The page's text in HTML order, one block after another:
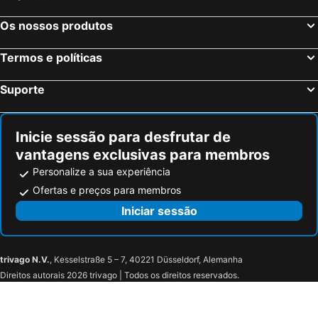
Florença, Toscana Hotéis
Bolonha, Emília-Romanha Hotéis
Palermo, Sicília Hotéis
Os nossos produtos
Termos e políticas
Suporte
Inicie sessão para desfrutar de
vantagens exclusivas para membros
Personalize a sua experiência
Ofertas e preços para membros
Iniciar sessão
trivago N.V., Kesselstraße 5 – 7, 40221 Düsseldorf, Alemanha
Direitos autorais 2026 trivago | Todos os direitos reservados.